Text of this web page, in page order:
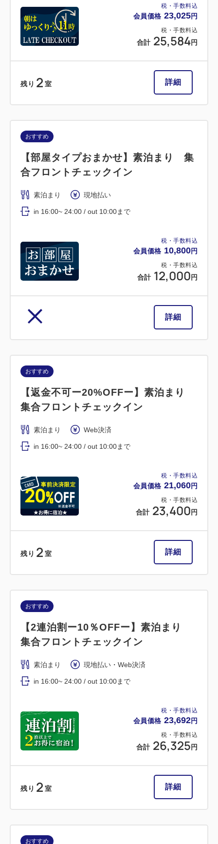
税・手数料込
会員価格 23,025円
税・手数料込
合計 25,584円
残り 2 室 詳細
税・手数料込
会員価格 10,800円
税・手数料込
合計 12,000 円
おすすめ
【部屋タイプおまかせ】素泊まり 集
合フロントチェックイン
素泊まり 現地払い
in 16:00~ 24:00 / out 10:00まで
詳細
税・手数料込
会員価格 21,060円
税・手数料込
合計 23,400 円
おすすめ
【返金不可ー20%OFFー】素泊まり
集合フロントチェックイン
素泊まり Web決済
in 16:00~ 24:00 / out 10:00まで
残り 2 室 詳細
税・手数料込
会員価格 23,692円
税・手数料込
合計 26,325 円
おすすめ
【2連泊割ー10％OFFー】素泊まり
集合フロントチェックイン
素泊まり 現地払い・Web決済
in 16:00~ 24:00 / out 10:00まで
残り 2 室 詳細
おすすめ